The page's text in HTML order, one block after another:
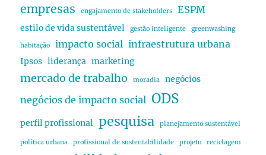
empresas engajamento de stakeholders ESPM
estilo de vida sustentável gestão inteligente greenwashing
habitação impacto social infraestrutura urbana
Ipsos liderança marketing
mercado de trabalho moradia negócios
negócios de impacto social ODS
perfil profissional pesquisa planejamento sustentável
política urbana profissional de sustentabilidade projeto reciclagem